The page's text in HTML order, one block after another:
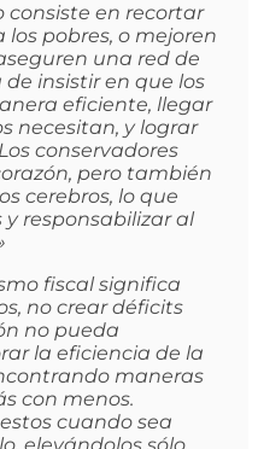
consiste en recortar
pobres, o mejoren
una red de
insistir en que los
eficiente, llegar
necesitan, y lograr
conservadores
pero también
cerebros, lo que
responsabilizar al
fiscal significa
no crear déficits
no pueda
la eficiencia de la
maneras
con menos.
cuando sea